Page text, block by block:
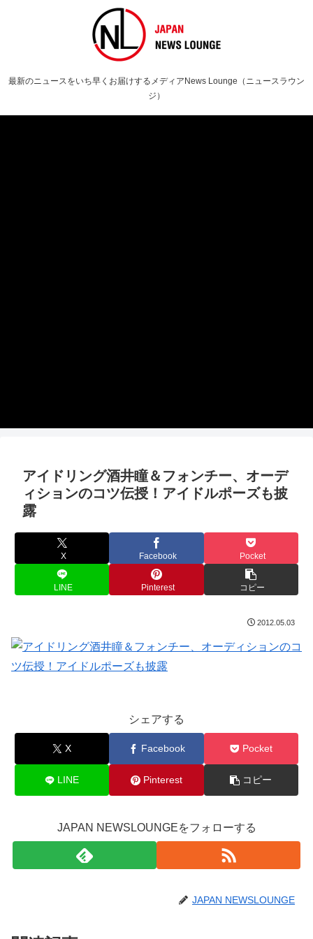
最新のニュースをいち早くお届けするメディアNews Lounge（ニュースラウン
ジ）
アイドリング酒井瞳＆フォンチー、オーデ
ィションのコツ伝授！アイドルポーズも披
露
X Facebook Pocket
LINE Pinterest コピー
2012.05.03
シェアする
X Facebook Pocket
LINE Pinterest コピー
JAPAN NEWSLOUNGEをフォローする
JAPAN NEWSLOUNGE